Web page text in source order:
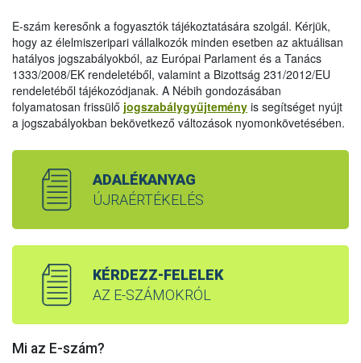
E-szám keresőnk a fogyasztók tájékoztatására szolgál. Kérjük,
hogy az élelmiszeripari vállalkozók minden esetben az aktuálisan
hatályos jogszabályokból, az Európai Parlament és a Tanács
1333/2008/EK rendeletéből, valamint a Bizottság 231/2012/EU
rendeletéből tájékozódjanak. A Nébih gondozásában
folyamatosan frissülő jogszabálygyűjtemény is segítséget nyújt
a jogszabályokban bekövetkező változások nyomonkövetésében.
ADALÉKANYAG
ÚJRAÉRTÉKELÉS
KÉRDEZZ-FELELEK
AZ E-SZÁMOKRÓL
Mi az E-szám?